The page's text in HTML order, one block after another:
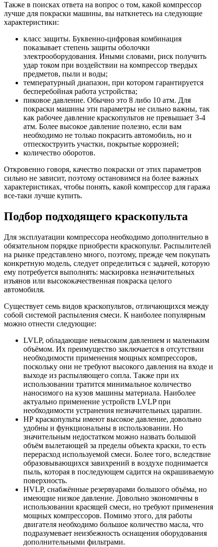
Также в поисках ответа на вопрос о том, какой компрессор
лучше для покраски машины, вы наткнетесь на следующие
характеристики:
класс защиты. Буквенно-цифровая комбинация
показывает степень защиты оболочки
электрооборудования. Иными словами, риск получить
удар током при воздействии на компрессор твердых
предметов, пыли и воды;
температурный диапазон, при котором гарантируется
бесперебойная работа устройства;
пиковое давление. Обычно это 8 либо 10 атм. Для
покраски машины эти параметры не сильно важны, так
как рабочее давление краскопультов не превышает 3-4
атм. Более высокое давление полезно, если вам
необходимо не только покрасить автомобиль, но и
отпескоструить участки, покрытые коррозией;
количество оборотов.
Откровенно говоря, качество покраски от этих параметров
сильно не зависит, поэтому остановимся на более важных
характеристиках, чтобы понять, какой компрессор для гаража
все-таки лучше купить.
Подбор подходящего краскопульта
Для эксплуатации компрессора необходимо дополнительно в
обязательном порядке приобрести краскопульт. Распылителей
на рынке представлено много, поэтому, прежде чем покупать
конкретную модель, следует определиться с задачей, которую
ему потребуется выполнять: маскировка незначительных
изъянов или высококачественная покраска целого
автомобиля.
Существует семь видов краскопультов, отличающихся между
собой системой распыления смеси. К наиболее популярным
можно отнести следующие:
LVLP, обладающие невысоким давлением и маленьким
объёмом. Их преимущество заключается в отсутствии
необходимости применения мощных компрессоров,
поскольку они не требуют высокого давления на входе и
выходе из распыляющего сопла. Также при их
использовании тратится минимальное количество
наносимого на кузов машины материала. Наиболее
актуально применение устройств LVLP при
необходимости устранения незначительных царапин.
НР краскопульты имеют высокое давление, довольно
удобны и функциональны в использовании. Но
значительным недостатком можно назвать большой
объём вылетающей за пределы объекта краски, то есть
перерасход используемой смеси. Более того, вследствие
образовывающихся завихрений в воздухе поднимается
пыль, которая в последующем садится на окрашиваемую
поверхность.
HVLP, снабжённые резервуарами большого объёма, но
имеющие низкое давление. Довольно экономичны в
использовании красящей смеси, но требуют применения
мощных компрессоров. Помимо этого, для работы
двигателя необходимо большое количество масла, что
подразумевает неизбежность оснащения оборудования
дополнительными фильтрами.